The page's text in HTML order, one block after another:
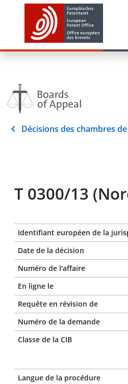
Décisions des chambres
T 0300/13
Identifiant européen de la
Date de la décision
Numéro de l'affaire
En ligne le
Requête en révision de
Numéro de la demande
Classe de la CIB
Langue de la procédure